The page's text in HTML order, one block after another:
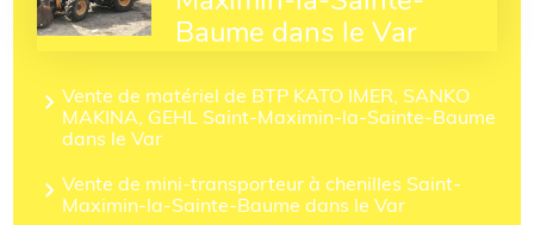
Baume dans le Var
Vente de matériel de BTP KATO IMER, SANKO
MAKINA, GEHL Saint-Maximin-la-Sainte-Baume
dans le Var
Vente de mini-transporteur à chenilles Saint-
Maximin-la-Sainte-Baume dans le Var